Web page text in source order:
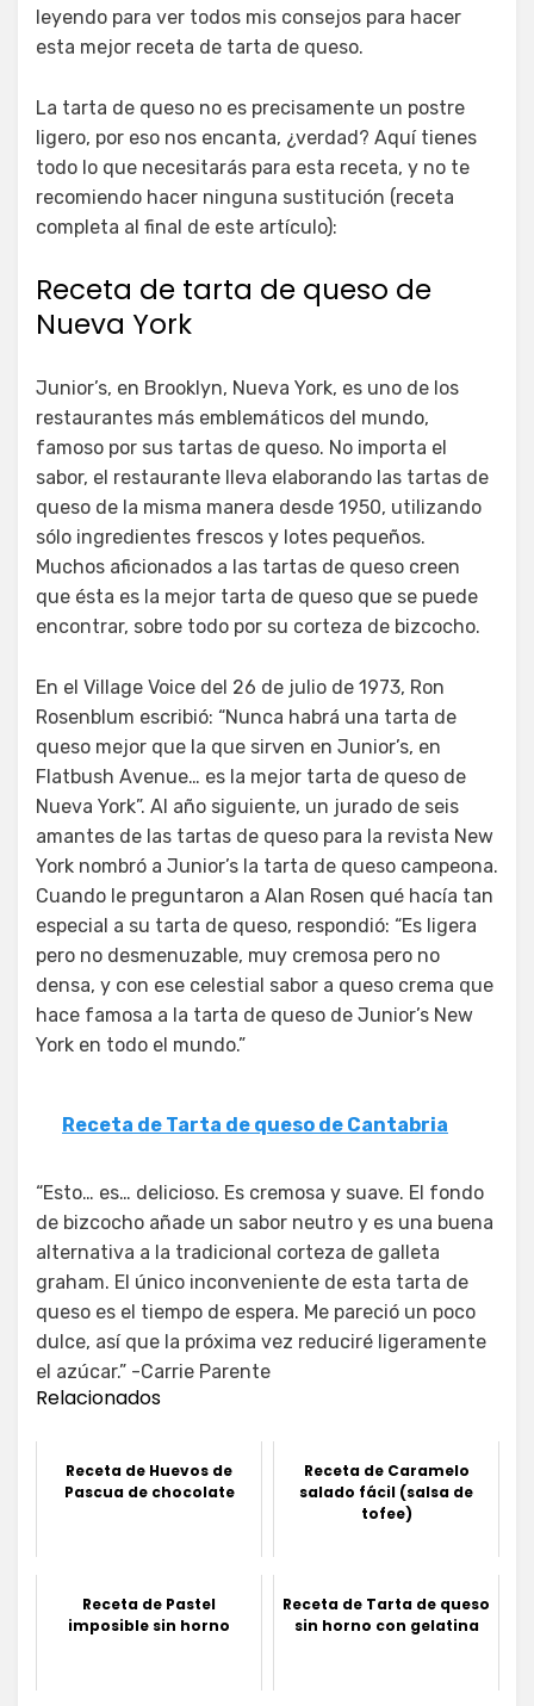
leyendo para ver todos mis consejos para hacer
esta mejor receta de tarta de queso.
La tarta de queso no es precisamente un postre
ligero, por eso nos encanta, ¿verdad? Aquí tienes
todo lo que necesitarás para esta receta, y no te
recomiendo hacer ninguna sustitución (receta
completa al final de este artículo):
Receta de tarta de queso de
Nueva York
Junior’s, en Brooklyn, Nueva York, es uno de los
restaurantes más emblemáticos del mundo,
famoso por sus tartas de queso. No importa el
sabor, el restaurante lleva elaborando las tartas de
queso de la misma manera desde 1950, utilizando
sólo ingredientes frescos y lotes pequeños.
Muchos aficionados a las tartas de queso creen
que ésta es la mejor tarta de queso que se puede
encontrar, sobre todo por su corteza de bizcocho.
En el Village Voice del 26 de julio de 1973, Ron
Rosenblum escribió: “Nunca habrá una tarta de
queso mejor que la que sirven en Junior’s, en
Flatbush Avenue… es la mejor tarta de queso de
Nueva York”. Al año siguiente, un jurado de seis
amantes de las tartas de queso para la revista New
York nombró a Junior’s la tarta de queso campeona.
Cuando le preguntaron a Alan Rosen qué hacía tan
especial a su tarta de queso, respondió: “Es ligera
pero no desmenuzable, muy cremosa pero no
densa, y con ese celestial sabor a queso crema que
hace famosa a la tarta de queso de Junior’s New
York en todo el mundo.”
Receta de Tarta de queso de Cantabria
“Esto… es… delicioso. Es cremosa y suave. El fondo
de bizcocho añade un sabor neutro y es una buena
alternativa a la tradicional corteza de galleta
graham. El único inconveniente de esta tarta de
queso es el tiempo de espera. Me pareció un poco
dulce, así que la próxima vez reduciré ligeramente
el azúcar.” -Carrie Parente
Relacionados
Receta de Huevos de
Pascua de chocolate
Receta de Caramelo
salado fácil (salsa de
tofee)
Receta de Pastel
imposible sin horno
Receta de Tarta de queso
sin horno con gelatina